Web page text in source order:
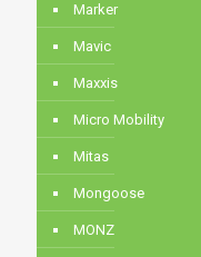
Marker
Mavic
Maxxis
Micro Mobility
Mitas
Mongoose
MONZ